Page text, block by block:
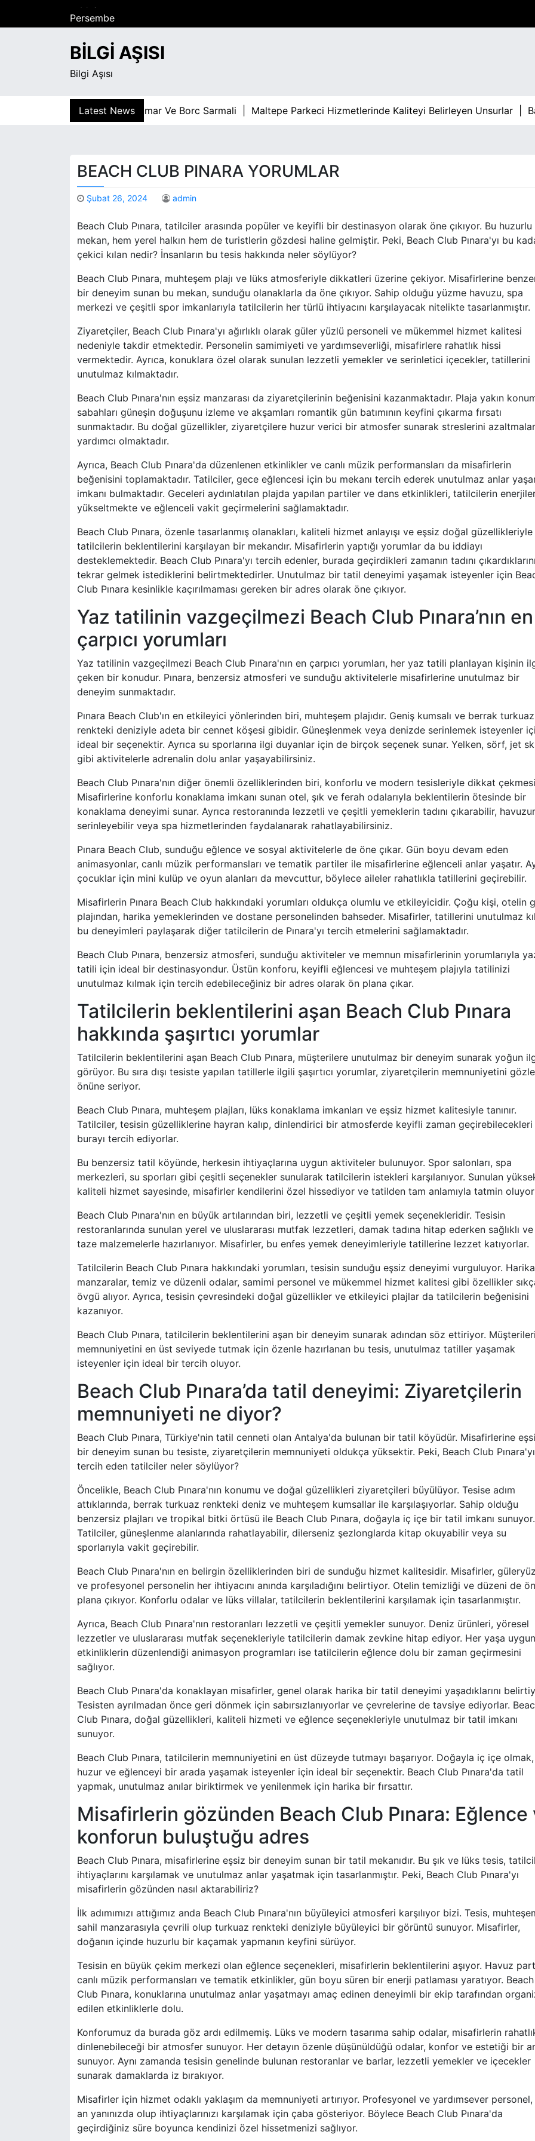
Perşembe
Ağustos 6, 2026
2:35 am
BILGI AŞISI
Bilgi Aşısı
Latest NewsKumar Ve Borc Sarmali |Maltepe Parkeci Hizmetlerinde Kaliteyi Belirleyen Unsurlar |Bahis
BEACH CLUB PINARA YORUMLAR
Şubat 26, 2024 admin
Beach Club Pınara, tatilciler arasında popüler ve keyifli bir destinasyon olarak öne çıkıyor. Bu huzurlu
mekan, hem yerel halkın hem de turistlerin gözdesi haline gelmiştir. Peki, Beach Club Pınara'yı bu
çekici kılan nedir? İnsanların bu tesis hakkında neler söylüyor?
Beach Club Pınara, muhteşem plajı ve lüks atmosferiyle dikkatleri üzerine çekiyor. Misafirlerine
bir deneyim sunan bu mekan, sunduğu olanaklarla da öne çıkıyor. Sahip olduğu yüzme havuzu, spa
merkezi ve çeşitli spor imkanlarıyla tatilcilerin her türlü ihtiyacını karşılayacak nitelikte tasarlanmıştır.
Ziyaretçiler, Beach Club Pınara'yı ağırlıklı olarak güler yüzlü personeli ve mükemmel hizmet kalitesi
nedeniyle takdir etmektedir. Personelin samimiyeti ve yardımseverliği, misafirlere rahatlık hissi
vermektedir. Ayrıca, konuklara özel olarak sunulan lezzetli yemekler ve serinletici içecekler, tatillerini
unutulmaz kılmaktadır.
Beach Club Pınara'nın eşsiz manzarası da ziyaretçilerinin beğenisini kazanmaktadır. Plaja yakın
sabahları güneşin doğuşunu izleme ve akşamları romantik gün batımının keyfini çıkarma fırsatı
sunmaktadır. Bu doğal güzellikler, ziyaretçilere huzur verici bir atmosfer sunarak streslerini
yardımcı olmaktadır.
Ayrıca, Beach Club Pınara'da düzenlenen etkinlikler ve canlı müzik performansları da misafirlerin
beğenisini toplamaktadır. Tatilciler, gece eğlencesi için bu mekanı tercih ederek unutulmaz anlar
imkanı bulmaktadır. Geceleri aydınlatılan plajda yapılan partiler ve dans etkinlikleri, tatilcilerin
yükseltmekte ve eğlenceli vakit geçirmelerini sağlamaktadır.
Beach Club Pınara, özenle tasarlanmış olanakları, kaliteli hizmet anlayışı ve eşsiz doğal güzellikleriyle
tatilcilerin beklentilerini karşılayan bir mekandır. Misafirlerin yaptığı yorumlar da bu iddiayı
desteklemektedir. Beach Club Pınara'yı tercih edenler, burada geçirdikleri zamanın tadını
tekrar gelmek istediklerini belirtmektedirler. Unutulmaz bir tatil deneyimi yaşamak isteyenler için
Club Pınara kesinlikle kaçırılmaması gereken bir adres olarak öne çıkıyor.
Yaz tatilinin vazgeçilmezi Beach Club Pınara’nın en
çarpıcı yorumları
Yaz tatilinin vazgeçilmezi Beach Club Pınara'nın en çarpıcı yorumları, her yaz tatili planlayan kişinin
çeken bir konudur. Pınara, benzersiz atmosferi ve sunduğu aktivitelerle misafirlerine unutulmaz bir
deneyim sunmaktadır.
Pınara Beach Club'ın en etkileyici yönlerinden biri, muhteşem plajıdır. Geniş kumsalı ve berrak turkuaz
renkteki deniziyle adeta bir cennet köşesi gibidir. Güneşlenmek veya denizde serinlemek isteyenler
ideal bir seçenektir. Ayrıca su sporlarına ilgi duyanlar için de birçok seçenek sunar. Yelken, sörf, jet
gibi aktivitelerle adrenalin dolu anlar yaşayabilirsiniz.
Beach Club Pınara'nın diğer önemli özelliklerinden biri, konforlu ve modern tesisleriyle dikkat
Misafirlerine konforlu konaklama imkanı sunan otel, şık ve ferah odalarıyla beklentilerin ötesinde bir
konaklama deneyimi sunar. Ayrıca restoranında lezzetli ve çeşitli yemeklerin tadını çıkarabilir,
serinleyebilir veya spa hizmetlerinden faydalanarak rahatlayabilirsiniz.
Pınara Beach Club, sunduğu eğlence ve sosyal aktivitelerle de öne çıkar. Gün boyu devam eden
animasyonlar, canlı müzik performansları ve tematik partiler ile misafirlerine eğlenceli anlar yaşatır.
çocuklar için mini kulüp ve oyun alanları da mevcuttur, böylece aileler rahatlıkla tatillerini geçirebilir.
Misafirlerin Pınara Beach Club hakkındaki yorumları oldukça olumlu ve etkileyicidir. Çoğu kişi, otelin
plajından, harika yemeklerinden ve dostane personelinden bahseder. Misafirler, tatillerini unutulmaz
bu deneyimleri paylaşarak diğer tatilcilerin de Pınara'yı tercih etmelerini sağlamaktadır.
Beach Club Pınara, benzersiz atmosferi, sunduğu aktiviteler ve memnun misafirlerinin yorumlarıyla
tatili için ideal bir destinasyondur. Üstün konforu, keyifli eğlencesi ve muhteşem plajıyla tatilinizi
unutulmaz kılmak için tercih edebileceğiniz bir adres olarak ön plana çıkar.
Tatilcilerin beklentilerini aşan Beach Club Pınara
hakkında şaşırtıcı yorumlar
Tatilcilerin beklentilerini aşan Beach Club Pınara, müşterilere unutulmaz bir deneyim sunarak yoğun
görüyor. Bu sıra dışı tesiste yapılan tatillerle ilgili şaşırtıcı yorumlar, ziyaretçilerin memnuniyetini
önüne seriyor.
Beach Club Pınara, muhteşem plajları, lüks konaklama imkanları ve eşsiz hizmet kalitesiyle tanınır.
Tatilciler, tesisin güzelliklerine hayran kalıp, dinlendirici bir atmosferde keyifli zaman
burayı tercih ediyorlar.
Bu benzersiz tatil köyünde, herkesin ihtiyaçlarına uygun aktiviteler bulunuyor. Spor salonları, spa
merkezleri, su sporları gibi çeşitli seçenekler sunularak tatilcilerin istekleri karşılanıyor. Sunulan
kaliteli hizmet sayesinde, misafirler kendilerini özel hissediyor ve tatilden tam anlamıyla tatmin
Beach Club Pınara'nın en büyük artılarından biri, lezzetli ve çeşitli yemek seçenekleridir. Tesisin
restoranlarında sunulan yerel ve uluslararası mutfak lezzetleri, damak tadına hitap ederken sağlıklı ve
taze malzemelerle hazırlanıyor. Misafirler, bu enfes yemek deneyimleriyle tatillerine lezzet katıyorlar.
Tatilcilerin Beach Club Pınara hakkındaki yorumları, tesisin sunduğu eşsiz deneyimi vurguluyor. Harika
manzaralar, temiz ve düzenli odalar, samimi personel ve mükemmel hizmet kalitesi gibi özellikler
övgü alıyor. Ayrıca, tesisin çevresindeki doğal güzellikler ve etkileyici plajlar da tatilcilerin beğenisini
kazanıyor.
Beach Club Pınara, tatilcilerin beklentilerini aşan bir deneyim sunarak adından söz ettiriyor.
memnuniyetini en üst seviyede tutmak için özenle hazırlanan bu tesis, unutulmaz tatiller yaşamak
isteyenler için ideal bir tercih oluyor.
Beach Club Pınara’da tatil deneyimi: Ziyaretçilerin
memnuniyeti ne diyor?
Beach Club Pınara, Türkiye'nin tatil cenneti olan Antalya'da bulunan bir tatil köyüdür. Misafirlerine
bir deneyim sunan bu tesiste, ziyaretçilerin memnuniyeti oldukça yüksektir. Peki, Beach Club Pınara'yı
tercih eden tatilciler neler söylüyor?
Öncelikle, Beach Club Pınara'nın konumu ve doğal güzellikleri ziyaretçileri büyülüyor. Tesise adım
attıklarında, berrak turkuaz renkteki deniz ve muhteşem kumsallar ile karşılaşıyorlar. Sahip olduğu
benzersiz plajları ve tropikal bitki örtüsü ile Beach Club Pınara, doğayla iç içe bir tatil imkanı sunuyor.
Tatilciler, güneşlenme alanlarında rahatlayabilir, dilerseniz şezlonglarda kitap okuyabilir veya su
sporlarıyla vakit geçirebilir.
Beach Club Pınara'nın en belirgin özelliklerinden biri de sunduğu hizmet kalitesidir. Misafirler,
ve profesyonel personelin her ihtiyacını anında karşıladığını belirtiyor. Otelin temizliği ve düzeni de ön
plana çıkıyor. Konforlu odalar ve lüks villalar, tatilcilerin beklentilerini karşılamak için tasarlanmıştır.
Ayrıca, Beach Club Pınara'nın restoranları lezzetli ve çeşitli yemekler sunuyor. Deniz ürünleri, yöresel
lezzetler ve uluslararası mutfak seçenekleriyle tatilcilerin damak zevkine hitap ediyor. Her yaşa uygun
etkinliklerin düzenlendiği animasyon programları ise tatilcilerin eğlence dolu bir zaman geçirmesini
sağlıyor.
Beach Club Pınara'da konaklayan misafirler, genel olarak harika bir tatil deneyimi yaşadıklarını
Tesisten ayrılmadan önce geri dönmek için sabırsızlanıyorlar ve çevrelerine de tavsiye ediyorlar.
Club Pınara, doğal güzellikleri, kaliteli hizmeti ve eğlence seçenekleriyle unutulmaz bir tatil imkanı
sunuyor.
Beach Club Pınara, tatilcilerin memnuniyetini en üst düzeyde tutmayı başarıyor. Doğayla iç içe olmak,
huzur ve eğlenceyi bir arada yaşamak isteyenler için ideal bir seçenektir. Beach Club Pınara'da tatil
yapmak, unutulmaz anılar biriktirmek ve yenilenmek için harika bir fırsattır.
Misafirlerin gözünden Beach Club Pınara: Eğlence
konforun buluştuğu adres
Beach Club Pınara, misafirlerine eşsiz bir deneyim sunan bir tatil mekanıdır. Bu şık ve lüks tesis,
ihtiyaçlarını karşılamak ve unutulmaz anlar yaşatmak için tasarlanmıştır. Peki, Beach Club Pınara'yı
misafirlerin gözünden nasıl aktarabiliriz?
İlk adımımızı attığımız anda Beach Club Pınara'nın büyüleyici atmosferi karşılıyor bizi. Tesis,
sahil manzarasıyla çevrili olup turkuaz renkteki deniziyle büyüleyici bir görüntü sunuyor. Misafirler,
doğanın içinde huzurlu bir kaçamak yapmanın keyfini sürüyor.
Tesisin en büyük çekim merkezi olan eğlence seçenekleri, misafirlerin beklentilerini aşıyor. Havuz
canlı müzik performansları ve tematik etkinlikler, gün boyu süren bir enerji patlaması yaratıyor. Beach
Club Pınara, konuklarına unutulmaz anlar yaşatmayı amaç edinen deneyimli bir ekip tarafından
edilen etkinliklerle dolu.
Konforumuz da burada göz ardı edilmemiş. Lüks ve modern tasarıma sahip odalar, misafirlerin
dinlenebileceği bir atmosfer sunuyor. Her detayın özenle düşünüldüğü odalar, konfor ve estetiği bir
sunuyor. Aynı zamanda tesisin genelinde bulunan restoranlar ve barlar, lezzetli yemekler ve içecekler
sunarak damaklarda iz bırakıyor.
Misafirler için hizmet odaklı yaklaşım da memnuniyeti artırıyor. Profesyonel ve yardımsever
an yanınızda olup ihtiyaçlarınızı karşılamak için çaba gösteriyor. Böylece Beach Club Pınara'da
geçirdiğiniz süre boyunca kendinizi özel hissetmenizi sağlıyor.